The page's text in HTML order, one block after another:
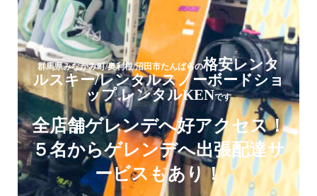
群馬県みなかみ町/奥利根/沼田市 たんばらの格安レンタル
スキー/レンタルスノーボードショッ
プ レンタルKENです
レンタルスキー/レンタルスノ
ーボード用品が事前予約で更に
お得！
5日間借りたら地域最安値！
群馬県みなかみ町/奥利根/沼田市たんばらの格安レンタ
ルスキー/レンタルスノーボードショ
ップ レンタルKENです
全店舗ゲレンデへ好アクセス！
５名からゲレンデへ出張配達サ
ービスもあり！
群馬県みなかみ町/奥利根/沼田市たんばらの格安レンタ
ルスキー/レンタルスノーボードショ
ップ レンタルKENです
スキー/スノーボード/ウェア各
種が
セットでお得！当日予約なしで
もOK!